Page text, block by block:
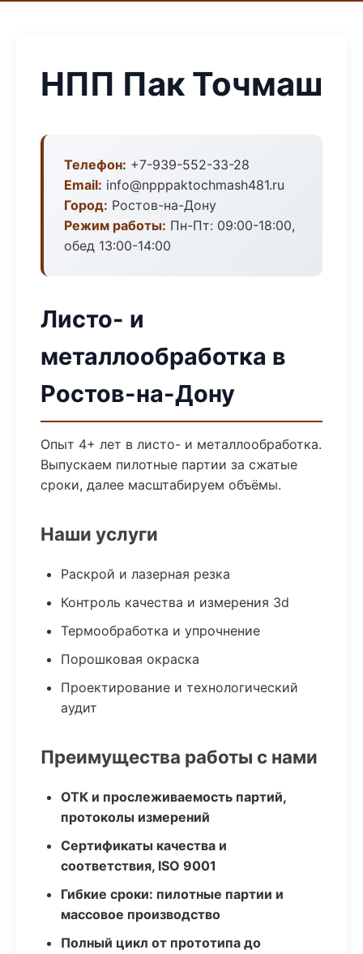
НПП Пак Точмаш
Телефон: +7-939-552-33-28
Email: info@npppaktochmash481.ru
Город: Ростов-на-Дону
Режим работы: Пн-Пт: 09:00-18:00,
обед 13:00-14:00
Листо- и
металлообработка в
Ростов-на-Дону
Опыт 4+ лет в листо- и металлообработка.
Выпускаем пилотные партии за сжатые
сроки, далее масштабируем объёмы.
Наши услуги
Раскрой и лазерная резка
Контроль качества и измерения 3d
Термообработка и упрочнение
Порошковая окраска
Проектирование и технологический
аудит
Преимущества работы с нами
ОТК и прослеживаемость партий,
протоколы измерений
Сертификаты качества и
соответствия, ISO 9001
Гибкие сроки: пилотные партии и
массовое производство
Полный цикл от прототипа до